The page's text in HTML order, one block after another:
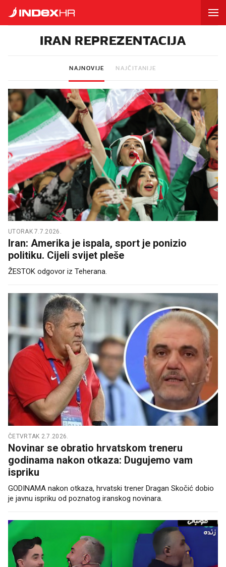
IRAN REPREZENTACIJA
NAJNOVIJE NAJČITANIJE
UTORAK 7.7.2026.
Iran: Amerika je ispala, sport je ponizio
politiku. Cijeli svijet pleše
ŽESTOK odgovor iz Teherana.
ČETVRTAK 2.7.2026.
Novinar se obratio hrvatskom treneru
godinama nakon otkaza: Dugujemo vam
ispriku
GODINAMA nakon otkaza, hrvatski trener Dragan Skočić dobio
je javnu ispriku od poznatog iranskog novinara.